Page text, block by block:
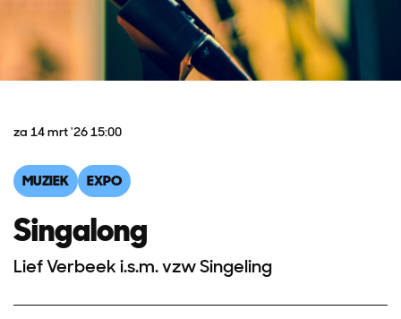
MUZIEK EXPO
Singalong
Lief Verbeek i.s.m. vzw Singeling
za 14 mrt '2615:00